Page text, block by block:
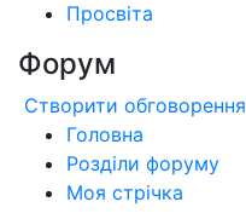
Просвіта
Форум
Створити обговорення
Головна
Розділи форуму
Моя стрічка